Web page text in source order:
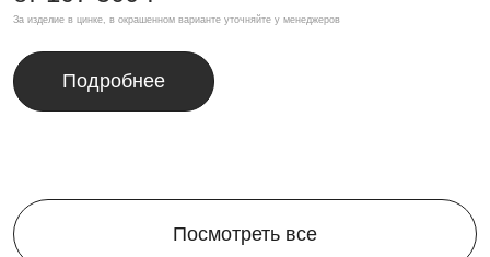
За изделие в цинке, в окрашенном варианте уточняйте у менеджеров
Подробнее
Посмотреть все